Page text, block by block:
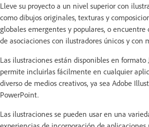
Lleve su proyecto a un nivel superior con
como dibujos originales, texturas y
globales emergentes y populares, o
de asociaciones con ilustradores únicos y con
Las ilustraciones están disponibles en formato
permite incluirlas fácilmente en cualquier
diverso de medios creativos, ya sea Adobe
PowerPoint.
Las ilustraciones se pueden usar en una